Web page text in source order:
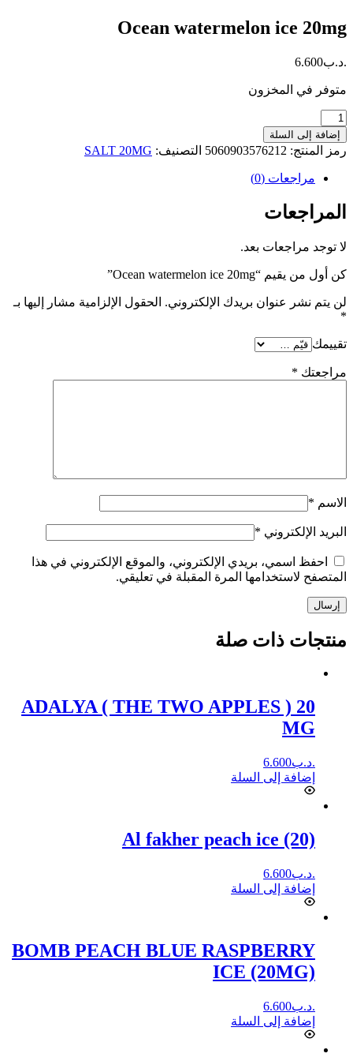
Ocean watermelon ice 20mg
.د.ب6.600
متوفر في المخزون
كمية
Ocean
watermelon
ice
إضافة إلى السلة
رمز المنتج: 5060903576212 التصنيف: SALT 20MG
مراجعات (0)
المراجعات
لا توجد مراجعات بعد.
كن أول من يقيم “Ocean watermelon ice 20mg”
لن يتم نشر عنوان بريدك الإلكتروني. الحقول الإلزامية مشار إليها بـ
*
تقييمك
مراجعتك *
الاسم *
البريد الإلكتروني *
احفظ اسمي، بريدي الإلكتروني، والموقع الإلكتروني في هذا
المتصفح لاستخدامها المرة المقبلة في تعليقي.
إرسال
منتجات ذات صلة
ADALYA ( THE TWO APPLES ) 20
MG
.د.ب6.600
إضافة إلى السلة
Al fakher peach ice (20)
.د.ب6.600
إضافة إلى السلة
BOMB PEACH BLUE RASPBERRY
ICE (20MG)
.د.ب6.600
إضافة إلى السلة